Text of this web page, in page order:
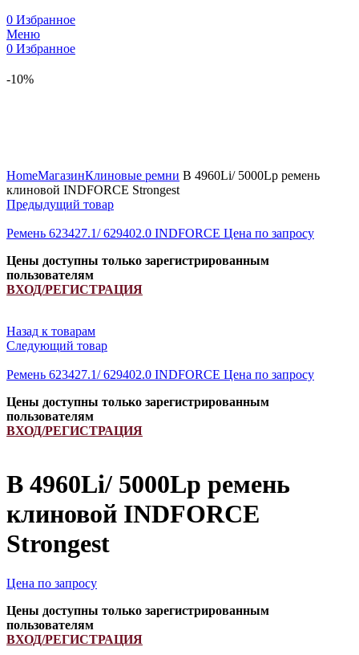
0 Избранное
Меню
0 Избранное
-10%
HomeМагазинКлиновые ремни B 4960Li/ 5000Lp ремень
клиновой INDFORCE Strongest
Предыдущий товар
Ремень 623427.1/ 629402.0 INDFORCE Цена по запросу
Цены доступны только зарегистрированным
пользователям
ВХОД/РЕГИСТРАЦИЯ
Назад к товарам
Следующий товар
Ремень 623427.1/ 629402.0 INDFORCE Цена по запросу
Цены доступны только зарегистрированным
пользователям
ВХОД/РЕГИСТРАЦИЯ
B 4960Li/ 5000Lp ремень
клиновой INDFORCE
Strongest
Цена по запросу
Цены доступны только зарегистрированным
пользователям
ВХОД/РЕГИСТРАЦИЯ